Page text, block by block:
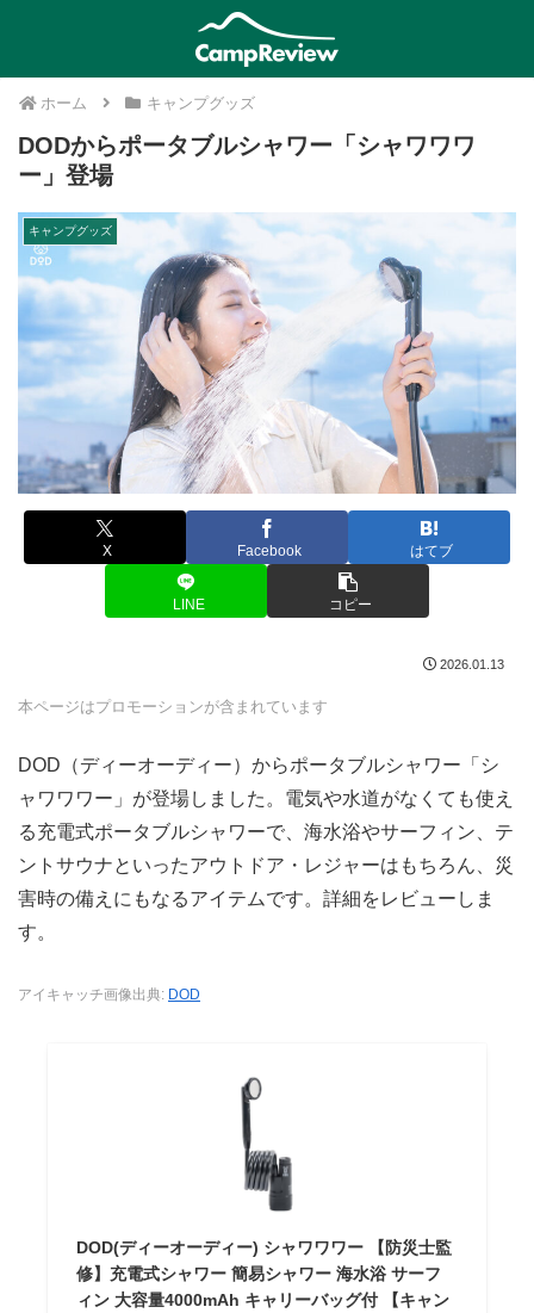
ホーム キャンプグッズ
DODからポータブルシャワー「シャワワワ
ー」登場
キャンプグッズ
X Facebook はてブ
LINE コピー
2026.01.13
本ページはプロモーションが含まれています
DOD（ディーオーディー）からポータブルシャワー「シ
ャワワワー」が登場しました。電気や水道がなくても使え
る充電式ポータブルシャワーで、海水浴やサーフィン、テ
ントサウナといったアウトドア・レジャーはもちろん、災
害時の備えにもなるアイテムです。詳細をレビューしま
す。
アイキャッチ画像出典: DOD
DOD(ディーオーディー) シャワワワー 【防災士監
修】充電式シャワー 簡易シャワー 海水浴 サーフ
ィン 大容量4000mAh キャリーバッグ付 【キャン